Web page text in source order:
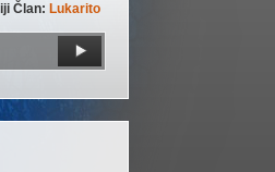
Član: Lukarito